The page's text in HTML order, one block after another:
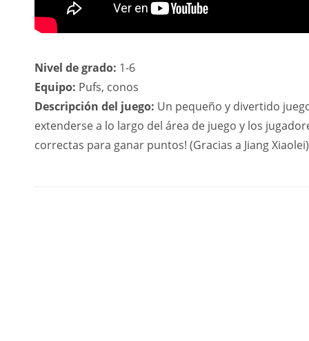
Nivel de grado: 1-6
Equipo: Pufs, conos
Descripción del juego: Un pequeño y divertido
extenderse a lo largo del área de juego y los
correctas para ganar puntos! (Gracias a Jiang Xiaolei)